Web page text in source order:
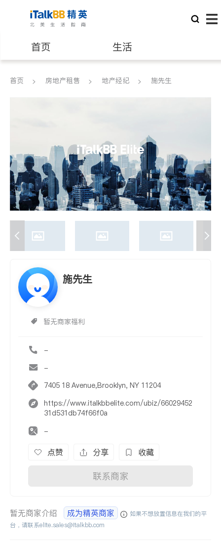
首页 生活
医生 律师
养老 非盈利组织
首页 房地产租售 地产经纪 施先生
施先生
暂无商家福利
-
-
7405 18 Avenue,Brooklyn, NY 11204
https://www.italkbbelite.com/ubiz/66029452
31d531db74f66f0a
-
点赞 分享 收藏
联系商家
暂无商家介绍 成为精英商家
如果不想放置信息在我们的平
台，请联系elite.sales@italkbb.com